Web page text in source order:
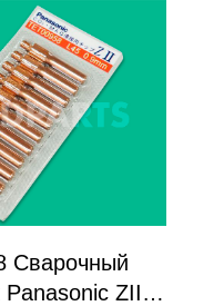
Сварочный
Panasonic ZII-